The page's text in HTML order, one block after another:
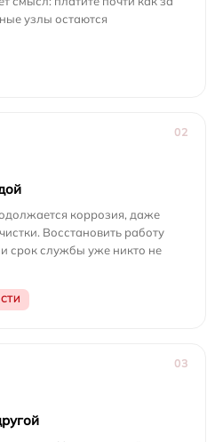
узлы остаются
02
коррозия, даже
Восстановить работу
срок службы уже никто не
03